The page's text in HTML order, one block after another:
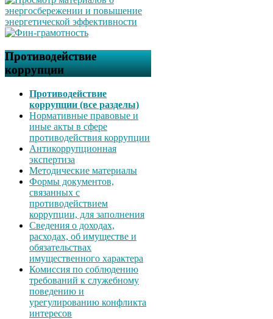
Противодействие
коррупции
Противодействие
коррупции (все разделы)
Нормативные правовые и
иные акты в сфере
противодействия коррупции
Антикоррупционная
экспертиза
Методические материалы
Формы документов,
связанных с
противодействием
коррупции, для заполнения
Сведения о доходах,
расходах, об имуществе и
обязательствах
имущественного характера
Комиссия по соблюдению
требований к служебному
поведению и
урегулированию конфликта
интересов